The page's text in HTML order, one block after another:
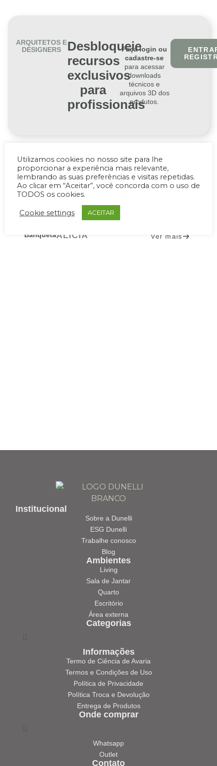
ARQUITETOS E
DESIGNERS
Desbloqueie
recursos
exclusivos
para
profissionais
Faça login ou
cadastre-se
para acessar
downloads
técnicos e
arquivos 3D dos
produtos.
PRODUTOS RELACIONADOS
BanquetaALICIA Ver mais
Institucional
Sobre a Dunelli
ESG Dunelli
Trabalhe conosco
Blog
Ambientes
Living
Sala de Jantar
Quarto
Escritório
Área externa
Categorias
Informações
Termo de Ciência de Avaria
Termos e Condições de Uso
Política de Privacidade
Política Troca e Devolução
Entrega de Produtos
Onde comprar
Whatsapp
Outlet
Contato
Utilizamos cookies no nosso site para lhe
proporcionar a experiência mais relevante,
lembrando as suas preferências e visitas repetidas.
Ao clicar em “Aceitar”, você concorda com o uso de
TODOS os cookies.
Cookie settings ACEITAR